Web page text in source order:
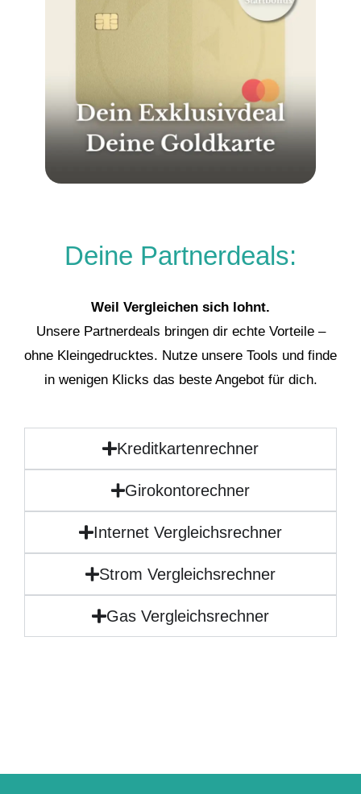
Deine Partnerdeals:
Weil Vergleichen sich lohnt.
Unsere Partnerdeals bringen dir echte Vorteile –
ohne Kleingedrucktes. Nutze unsere Tools und finde
in wenigen Klicks das beste Angebot für dich.
Kreditkartenrechner
Girokontorechner
Internet Vergleichsrechner
Strom Vergleichsrechner
Gas Vergleichsrechner